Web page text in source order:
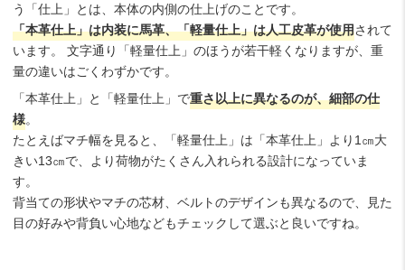
う「仕上」とは、本体の内側の仕上げのことです。
「本革仕上」は内装に馬革、「軽量仕上」は人工皮革が使用されて
います。 文字通り「軽量仕上」のほうが若干軽くなりますが、重
量の違いはごくわずかです。
「本革仕上」と「軽量仕上」で重さ以上に異なるのが、細部の仕
様。
たとえばマチ幅を見ると、「軽量仕上」は「本革仕上」より1㎝大
きい13㎝で、より荷物がたくさん入れられる設計になっていま
す。
背当ての形状やマチの芯材、ベルトのデザインも異なるので、見た
目の好みや背負い心地などもチェックして選ぶと良いですね。